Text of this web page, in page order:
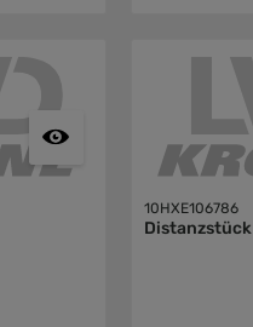
10HXE106786
Distanzstück